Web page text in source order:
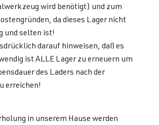
wird benötigt) und zum
da dieses Lager nicht
und selten ist!
darauf hinweisen, daß es
ist ALLE Lager zu erneuern um
des Laders nach der
erreichen!
in unserem Hause werden